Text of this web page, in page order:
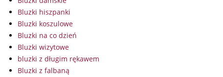
Bluzki hiszpanki
Bluzki koszulowe
Bluzki na co dzień
Bluzki wizytowe
bluzki z długim rękawem
Bluzki z falbaną